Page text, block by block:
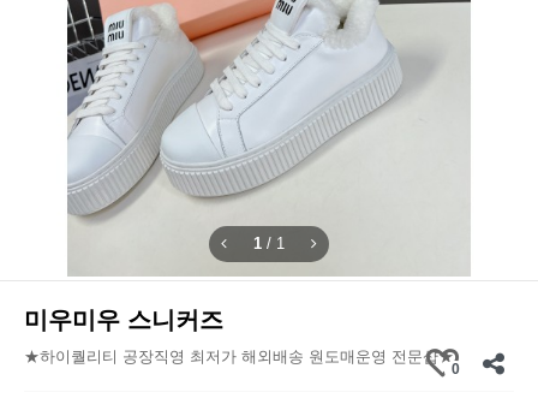
1 / 1
미우미우 스니커즈
★하이퀄리티 공장직영 최저가 해외배송 원도매운영 전문샵★
0